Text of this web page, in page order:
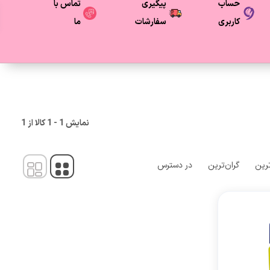
حساب
کاربری
پیگیری
سفارشات
تماس با
ما
نمایش 1
-
1کالا از 1
گران‌ترین در دسترس